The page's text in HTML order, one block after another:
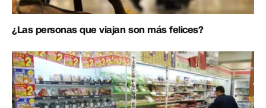
¿Las personas que viajan son más felices?